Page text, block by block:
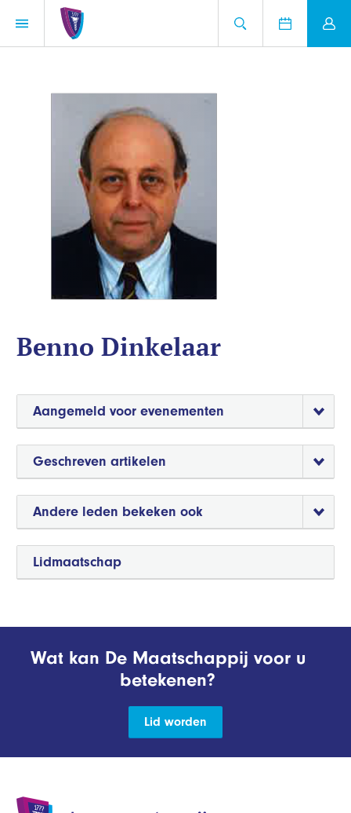
Lidmaatschap
Benno Dinkelaar
Aangemeld voor evenementen
Geschreven artikelen
Andere leden bekeken ook
Wat kan De Maatschappij voor u
betekenen?
Lid worden